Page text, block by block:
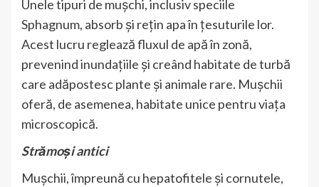
Unele tipuri de mușchi, inclusiv speciile
Sphagnum, absorb și rețin apa în țesuturile lor.
Acest lucru reglează fluxul de apă în zonă,
prevenind inundațiile și creând habitate de turbă
care adăpostesc plante și animale rare. Mușchii
oferă, de asemenea, habitate unice pentru viața
microscopică.
Strămoși antici
Mușchii, împreună cu hepatofitele și cornutele,